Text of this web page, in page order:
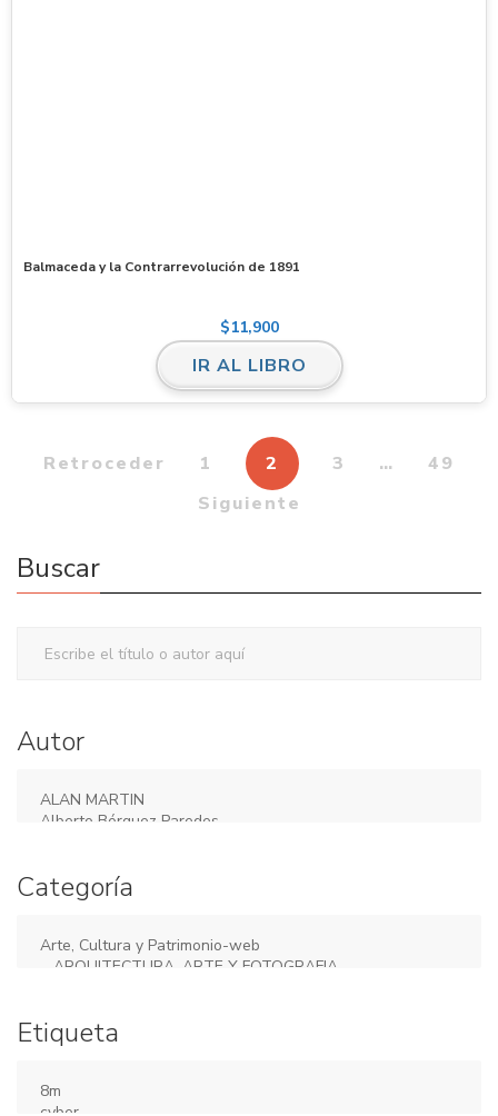
Balmaceda y la Contrarrevolución de 1891
$11,900
IR AL LIBRO
Retroceder 1 2 3 …
49
Siguiente
Buscar
Autor
Categoría
Etiqueta